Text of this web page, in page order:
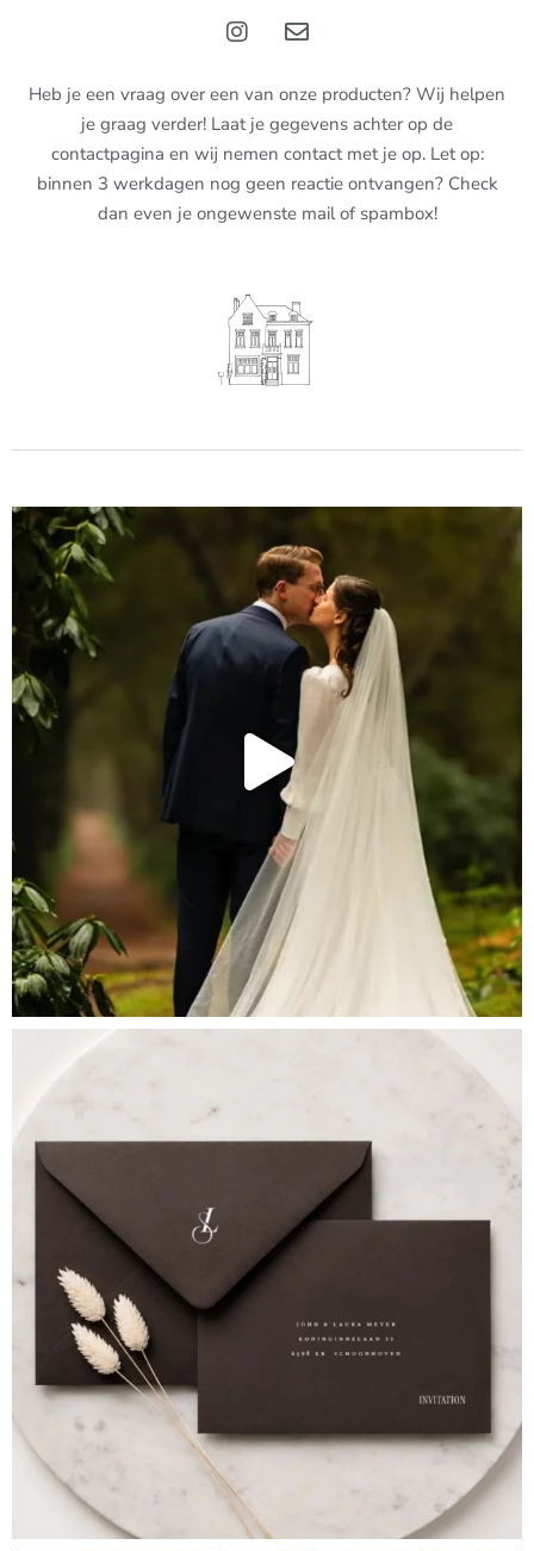
Heb je een vraag over een van onze producten? Wij helpen
je graag verder! Laat je gegevens achter op de
contactpagina en wij nemen contact met je op. Let op:
binnen 3 werkdagen nog geen reactie ontvangen? Check
dan even je ongewenste mail of spambox!